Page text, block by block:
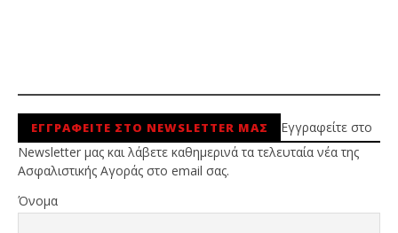
ΕΓΓΡΑΦΕΙΤΕ ΣΤΟ NEWSLETTER ΜΑΣ
Εγγραφείτε στο
Newsletter μας και λάβετε καθημερινά τα τελευταία νέα της
Ασφαλιστικής Αγοράς στο email σας.
Όνομα